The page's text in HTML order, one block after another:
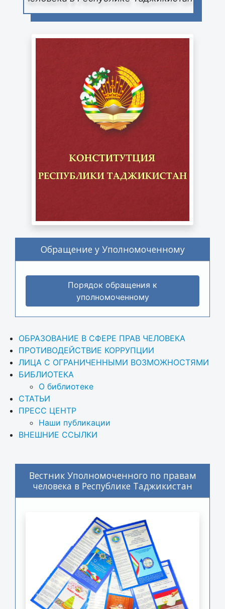
Обращение у Уполномоченному
Порядок обращения к
уполномоченному
ОБРАЗОВАНИЕ В СФЕРЕ ПРАВ ЧЕЛОВЕКА
ПРОТИВОДЕЙСТВИЕ КОРРУПЦИИ
ЛИЦА С ОГРАНИЧЕННЫМИ ВОЗМОЖНОСТЯМИ
БИБЛИОТЕКА
О библиотеке
СТАТЬИ
ПРЕСС ЦЕНТР
Наши публикации
ВНЕШНИЕ ССЫЛКИ
Вестник Уполномоченного по правам
человека в Республике Таджикистан